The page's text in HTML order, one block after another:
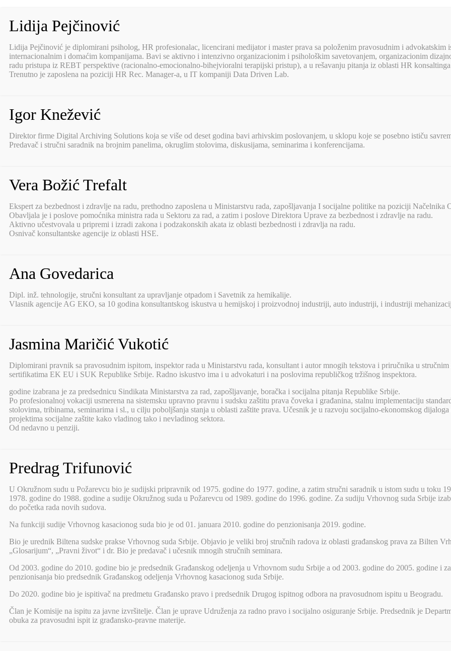
Lidija Pejčinović
Lidija Pejčinović je diplomirani psiholog, HR profesionalac, licencirani medijator i master prava sa položenim pravosudnim i advokatskim
internacionalnim i domaćim kompanijama. Bavi se aktivno i intenzivno organizacionim i psihološkim savetovanjem, organizacionim
radu pristupa iz REBT perspektive (racionalno-emocionalno-bihejvioralni terapijski pristup), a u rešavanju pitanja iz oblasti HR
Trenutno je zaposlena na poziciji HR Rec. Manager-a, u IT kompaniji Data Driven Lab.
Igor Knežević
Direktor firme Digital Archiving Solutions koja se više od deset godina bavi arhivskim poslovanjem, u sklopu koje se posebno ističu
Predavač i stručni saradnik na brojnim panelima, okruglim stolovima, diskusijama, seminarima i konferencijama.
Vera Božić Trefalt
Ekspert za bezbednost i zdravlje na radu, prethodno zaposlena u Ministarstvu rada, zapošljavanja I socijalne politike na poziciji Načelnika
Obavljala je i poslove pomoćnika ministra rada u Sektoru za rad, a zatim i poslove Direktora Uprave za bezbednost i zdravlje na radu.
Aktivno učestvovala u pripremi i izradi zakona i podzakonskih akata iz oblasti bezbednosti i zdravlja na radu.
Osnivač konsultantske agencije iz oblasti HSE.
Ana Govedarica
Dipl. inž. tehnologije, stručni konsultant za upravljanje otpadom i Savetnik za hemikalije.
Vlasnik agencije AG EKO, sa 10 godina konsultantskog iskustva u hemijskoj i proizvodnoj industriji, auto industriji, i industriji
Jasmina Maričić Vukotić
Diplomirani pravnik sa pravosudnim ispitom, inspektor rada u Ministarstvu rada, konsultant i autor mnogih tekstova i priručnika u
sertifikatima EK EU i SUK Republike Srbije. Radno iskustvo ima i u advokaturi i na poslovima republičkog tržišnog inspektora.
godine izabrana je za predsednicu Sindikata Ministarstva za rad, zapošljavanje, boračka i socijalna pitanja Republike Srbije.
Po profesionalnoj vokaciji usmerena na sistemsku upravno pravnu i sudsku zaštitu prava čoveka i građanina, stalnu implementaciju
stolovima, tribinama, seminarima i sl., u cilju poboljšanja stanja u oblasti zaštite prava. Učesnik je u razvoju socijalno-ekonomskog
projektima socijalne zaštite kako vladinog tako i nevladinog sektora.
Od nedavno u penziji.
Predrag Trifunović
U Okružnom sudu u Požarevcu bio je sudijski pripravnik od 1975. godine do 1977. godine, a zatim stručni saradnik u istom sudu u toku
1978. godine do 1988. godine a sudije Okružnog suda u Požarevcu od 1989. godine do 1996. godine. Za sudiju Vrhovnog suda Srbije
do početka rada novih sudova.
Na funkciji sudije Vrhovnog kasacionog suda bio je od 01. januara 2010. godine do penzionisanja 2019. godine.
Bio je urednik Biltena sudske prakse Vrhovnog suda Srbije. Objavio je veliki broj stručnih radova iz oblasti građanskog prava za Bilten
„Glosarijum“, „Pravni život“ i dr. Bio je predavač i učesnik mnogih stručnih seminara.
Od 2003. godine do 2010. godine bio je predsednik Građanskog odeljenja u Vrhovnom sudu Srbije a od 2003. godine do 2005. godine i
penzionisanja bio predsednik Građanskog odeljenja Vrhovnog kasacionog suda Srbije.
Do 2020. godine bio je ispitivač na predmetu Građansko pravo i predsednik Drugog ispitnog odbora na pravosudnom ispitu u Beogradu.
Član je Komisije na ispitu za javne izvršitelje. Član je uprave Udruženja za radno pravo i socijalno osiguranje Srbije. Predsednik je
obuka za pravosudni ispit iz građansko-pravne materije.